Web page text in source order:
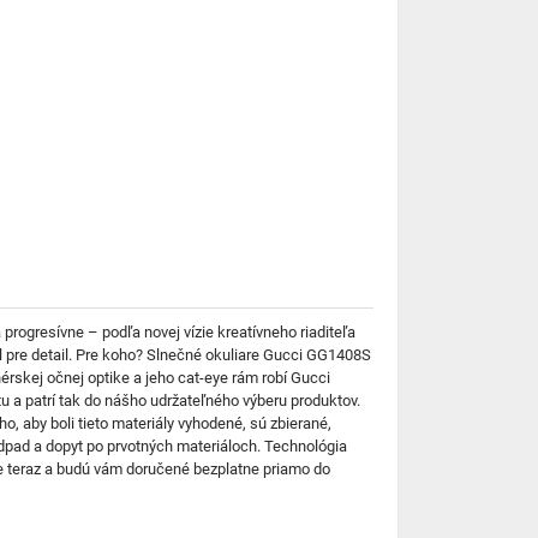
– podľa novej vízie kreatívneho riaditeľa
detail. Pre koho? Slnečné okuliare Gucci GG1408S
očnej optike a jeho cat-eye rám robí Gucci
a patrí tak do nášho udržateľného výberu produktov.
aby boli tieto materiály vyhodené, sú zbierané,
a dopyt po prvotných materiáloch. Technológia
a budú vám doručené bezplatne priamo do